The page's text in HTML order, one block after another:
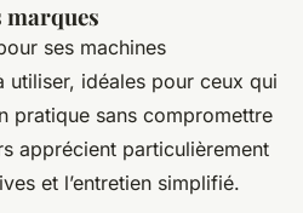
marques
ses machines
utiliser, idéales pour ceux qui
pratique sans compromettre
apprécient particulièrement
et l’entretien simplifié.